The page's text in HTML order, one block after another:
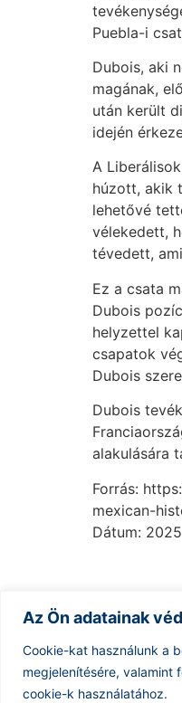
Az Ön adatainak
Cookie-kat használunk a
megjelenítésére, valamint
cookie-k használatához.
Puebla-i
Dubois, aki
magának,
után került
idején
A
húzott, akik
lehetővé
vélekedett,
tévedett,
Ez a csata
Dubois
helyzettel
csapatok
Dubois
Dubois
alakulására
Forrás:
mexican-
Dátum: